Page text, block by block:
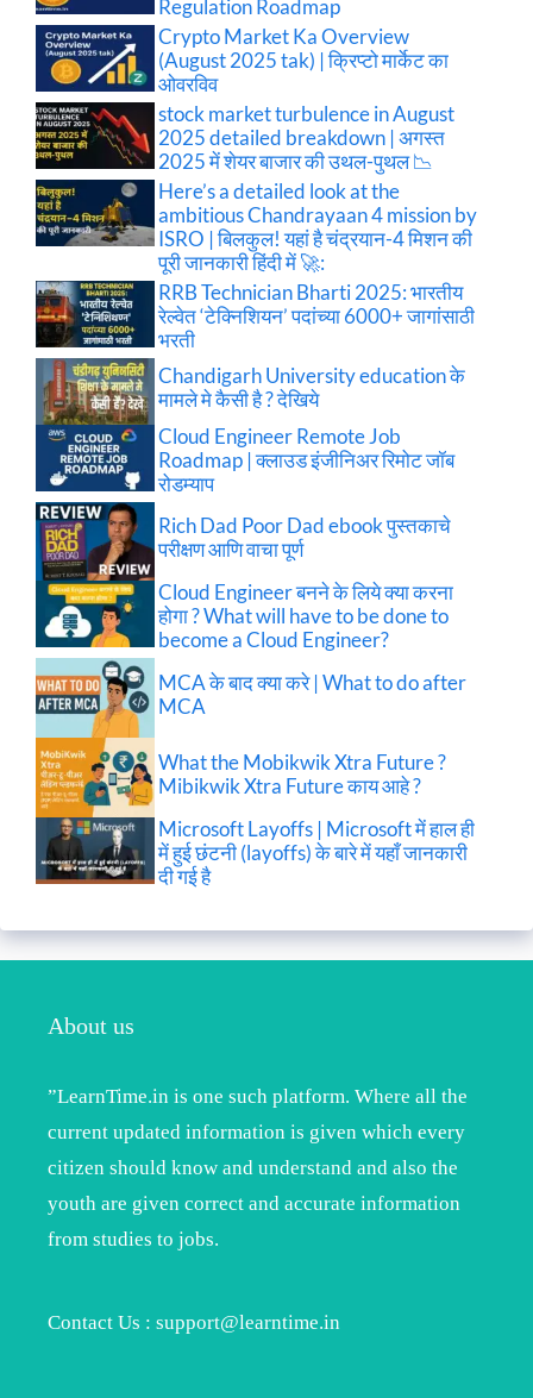
Regulation Roadmap
Crypto Market Ka Overview
(August 2025 tak) | क्रिप्टो मार्केट का
ओवरविव
stock market turbulence in August
2025 detailed breakdown | अगस्त
2025 में शेयर बाजार की उथल-पुथल 📉
Here’s a detailed look at the
ambitious Chandrayaan 4 mission by
ISRO | बिलकुल! यहां है चंद्रयान-4 मिशन की
पूरी जानकारी हिंदी में 🚀:
RRB Technician Bharti 2025: भारतीय
रेल्वेत ‘टेक्निशियन’ पदांच्या 6000+ जागांसाठी
भरती
Chandigarh University education के
मामले मे कैसी है ? देखिये
Cloud Engineer Remote Job
Roadmap | क्लाउड इंजीनिअर रिमोट जॉब
रोडम्याप
Rich Dad Poor Dad ebook पुस्तकाचे
परीक्षण आणि वाचा पूर्ण
Cloud Engineer बनने के लिये क्या करना
होगा ? What will have to be done to
become a Cloud Engineer?
MCA के बाद क्या करे | What to do after
MCA
What the Mobikwik Xtra Future ?
Mibikwik Xtra Future काय आहे ?
Microsoft Layoffs | Microsoft में हाल ही
में हुई छंटनी (layoffs) के बारे में यहाँ जानकारी
दी गई है
About us
”LearnTime.in is one such platform. Where all the
current updated information is given which every
citizen should know and understand and also the
youth are given correct and accurate information
from studies to jobs.
Contact Us : support@learntime.in